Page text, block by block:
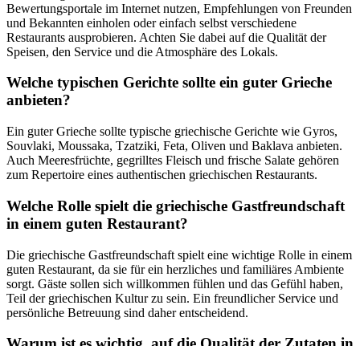
Bewertungsportale im Internet nutzen, Empfehlungen von Freunden
und Bekannten einholen oder einfach selbst verschiedene
Restaurants ausprobieren. Achten Sie dabei auf die Qualität der
Speisen, den Service und die Atmosphäre des Lokals.
Welche typischen Gerichte sollte ein guter Grieche
anbieten?
Ein guter Grieche sollte typische griechische Gerichte wie Gyros,
Souvlaki, Moussaka, Tzatziki, Feta, Oliven und Baklava anbieten.
Auch Meeresfrüchte, gegrilltes Fleisch und frische Salate gehören
zum Repertoire eines authentischen griechischen Restaurants.
Welche Rolle spielt die griechische Gastfreundschaft
in einem guten Restaurant?
Die griechische Gastfreundschaft spielt eine wichtige Rolle in einem
guten Restaurant, da sie für ein herzliches und familiäres Ambiente
sorgt. Gäste sollen sich willkommen fühlen und das Gefühl haben,
Teil der griechischen Kultur zu sein. Ein freundlicher Service und
persönliche Betreuung sind daher entscheidend.